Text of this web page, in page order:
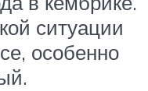
ситуации
особенно